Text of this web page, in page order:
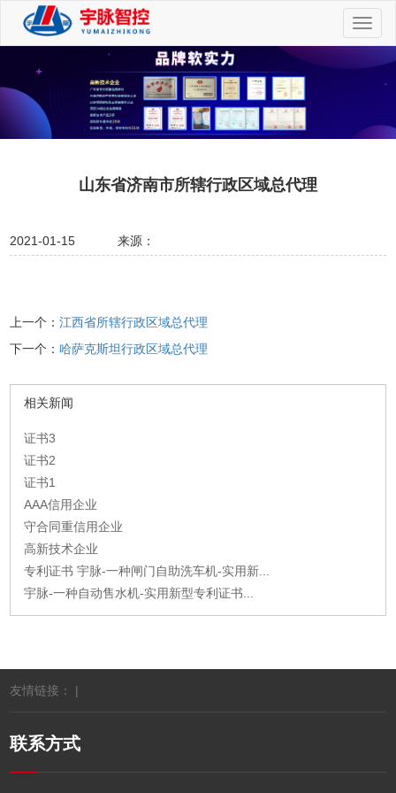
切
换
山东省济南市所辖行政区域总代理
2021-01-15 来源：
上一个：江西省所辖行政区域总代理
下一个：哈萨克斯坦行政区域总代理
相关新闻
证书3
证书2
证书1
AAA信用企业
守合同重信用企业
高新技术企业
专利证书 宇脉-一种闸门自助洗车机-实用新...
宇脉-一种自动售水机-实用新型专利证书...
友情链接： |
联系方式